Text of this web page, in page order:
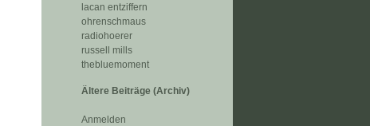
lacan entziffern
ohrenschmaus
radiohoerer
russell mills
thebluemoment
Ältere Beiträge (Archiv)
Anmelden